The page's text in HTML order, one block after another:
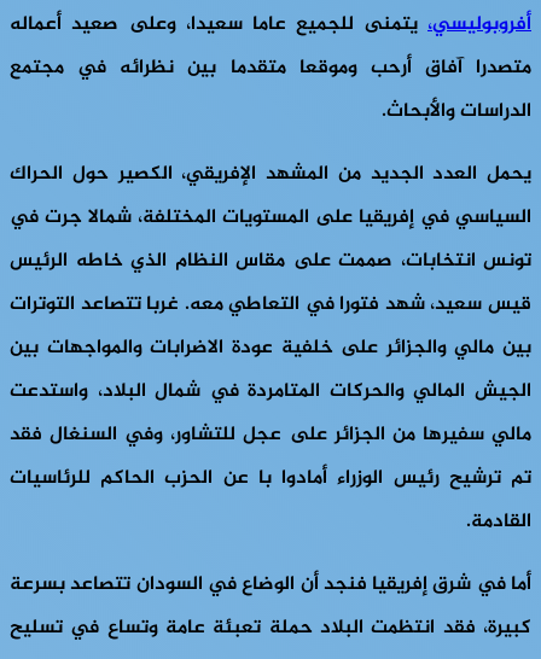
أفروبوليسي، يتمنى للجميع عاما سعيدا، وعلى صعيد أعماله
متصدرا آفاق أرحب وموقعا متقدما بين نظرائه في مجتمع
الدراسات والأبحاث.
يحمل العدد الجديد من المشهد الإفريقي، الكصير حول الحراك
السياسي في إفريقيا على المستويات المختلفة، شمالا جرت في
تونس انتخابات، صممت على مقاس النظام الذي خاطه الرئيس
قيس سعيد، شهد فتورا في التعاطي معه. غربا تتصاعد التوترات
بين مالي والجزائر على خلفية عودة الاضرابات والمواجهات بين
الجيش المالي والحركات المتامردة في شمال البلاد، واستدعت
مالي سفيرها من الجزائر على عجل للتشاور، وفي السنغال فقد
تم ترشيح رئيس الوزراء أمادوا با عن الحزب الحاكم للرئاسيات
القادمة.
أما في شرق إفريقيا فنجد أن الوضاع في السودان تتصاعد بسرعة
كبيرة، فقد انتظمت البلاد حملة تعبئة عامة وتساع في تسليح